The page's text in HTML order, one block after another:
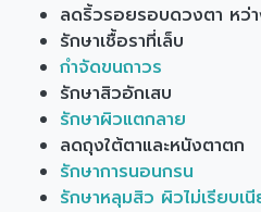
ลดริ้วรอยรอบดวงตา หว่
รักษาเชื้อราที่เล็บ
กำจัดขนถาวร
รักษาสิวอักเสบ
รักษาผิวแตกลาย
ลดถุงใต้ตาและหนังตาตก
รักษาการนอนกรน
รักษาหลุมสิว ผิวไม่เรียบเ